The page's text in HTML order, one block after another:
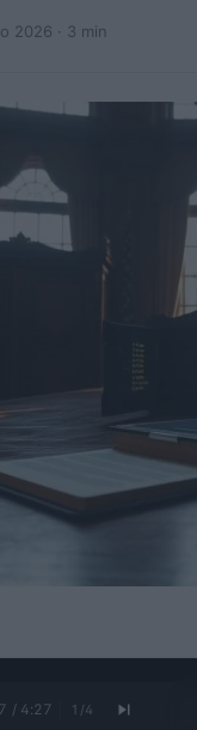
2026 · 3 min
/ 4:27 1 /4